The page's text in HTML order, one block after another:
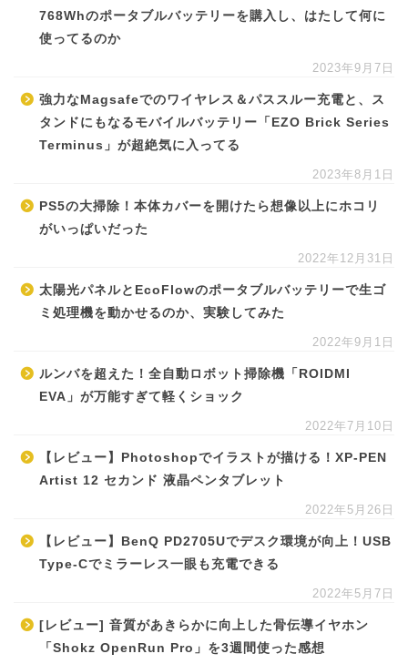
768Whのポータブルバッテリーを購入し、はたして何に
使ってるのか
2023年9月7日
強力なMagsafeでのワイヤレス＆パススルー充電と、ス
タンドにもなるモバイルバッテリー「EZO Brick Series
Terminus」が超絶気に入ってる
2023年8月1日
PS5の大掃除！本体カバーを開けたら想像以上にホコリ
がいっぱいだった
2022年12月31日
太陽光パネルとEcoFlowのポータブルバッテリーで生ゴ
ミ処理機を動かせるのか、実験してみた
2022年9月1日
ルンバを超えた！全自動ロボット掃除機「ROIDMI
EVA」が万能すぎて軽くショック
2022年7月10日
【レビュー】Photoshopでイラストが描ける！XP-PEN
Artist 12 セカンド 液晶ペンタブレット
2022年5月26日
【レビュー】BenQ PD2705Uでデスク環境が向上！USB
Type-Cでミラーレス一眼も充電できる
2022年5月7日
[レビュー] 音質があきらかに向上した骨伝導イヤホン
「Shokz OpenRun Pro」を3週間使った感想